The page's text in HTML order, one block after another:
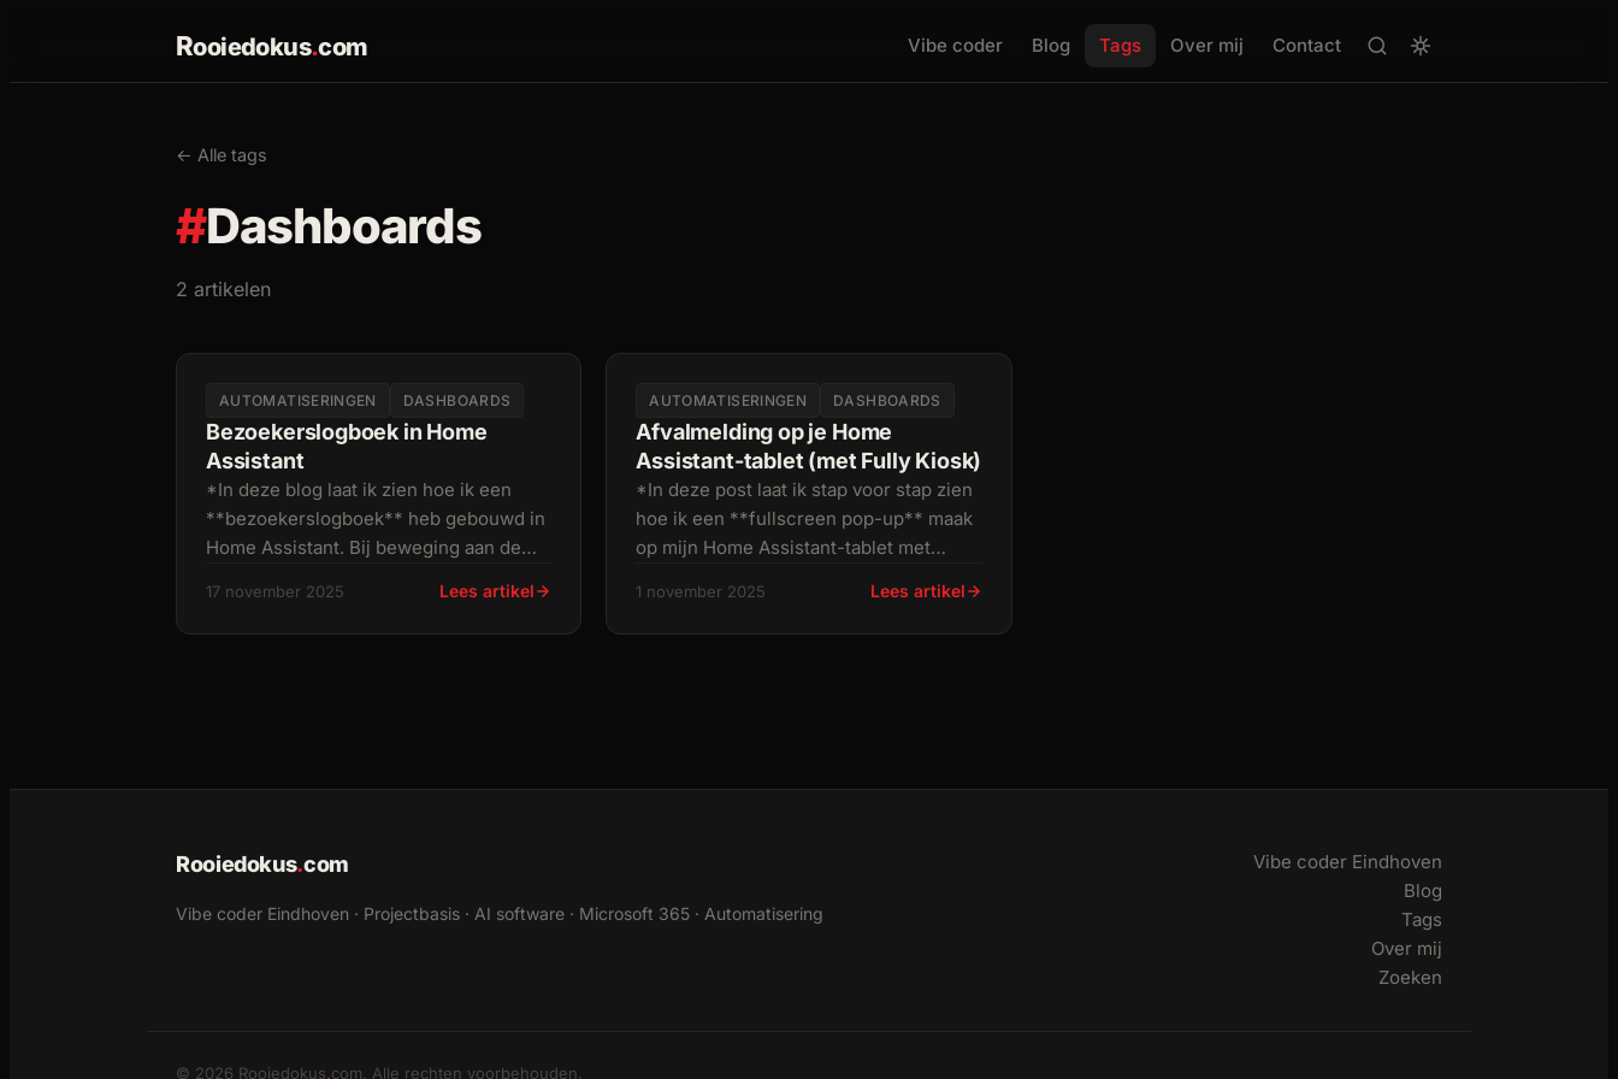
Rooiedokus.com Vibe coder Blog Tags Over mij Contact
← Alle tags
#Dashboards
2 artikelen
AUTOMATISERINGEN DASHBOARDS
Bezoekerslogboek in Home
Assistant
*In deze blog laat ik zien hoe ik een
**bezoekerslogboek** heb gebouwd in
Home Assistant. Bij beweging aan de
automatisch een
17 november 2025 Lees artikel
AUTOMATISERINGEN DASHBOARDS
Afvalmelding op je Home
Assistant-tablet (met Fully Kiosk)
*In deze post laat ik stap voor stap zien
hoe ik een **fullscreen pop-up** maak
op mijn Home Assistant-tablet met
verschijnt
1 november 2025 Lees artikel
Rooiedokus.com
Vibe coder Eindhoven · Projectbasis · AI software · Microsoft 365 · Automatisering
Vibe coder Eindhoven
Blog
Tags
Over mij
Zoeken
© 2026 Rooiedokus.com. Alle rechten voorbehouden.